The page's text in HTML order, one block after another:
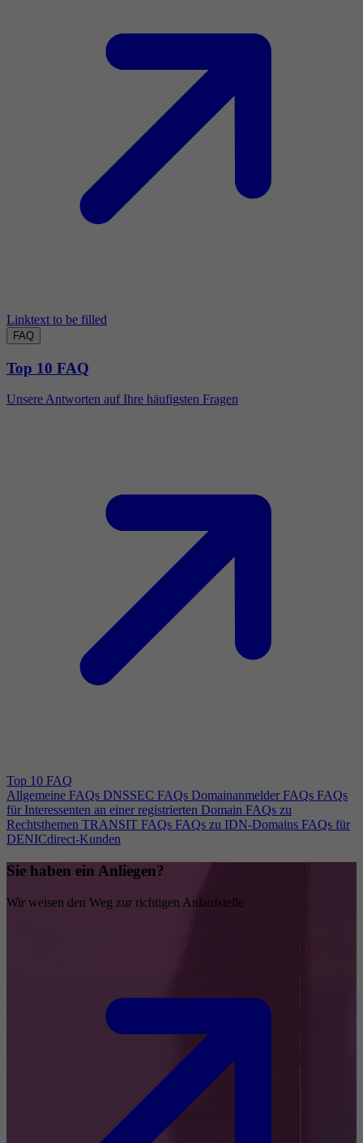
Linktext to be filled
FAQ
Top 10 FAQ
Unsere Antworten auf Ihre häufigsten Fragen
Top 10 FAQ
Allgemeine FAQs DNSSEC FAQs Domainanmelder FAQs FAQs
für Interessenten an einer registrierten Domain FAQs zu
Rechtsthemen TRANSIT FAQs FAQs zu IDN-Domains FAQs für
DENICdirect-Kunden
Sie haben ein Anliegen?
Wir weisen den Weg zur richtigen Anlaufstelle